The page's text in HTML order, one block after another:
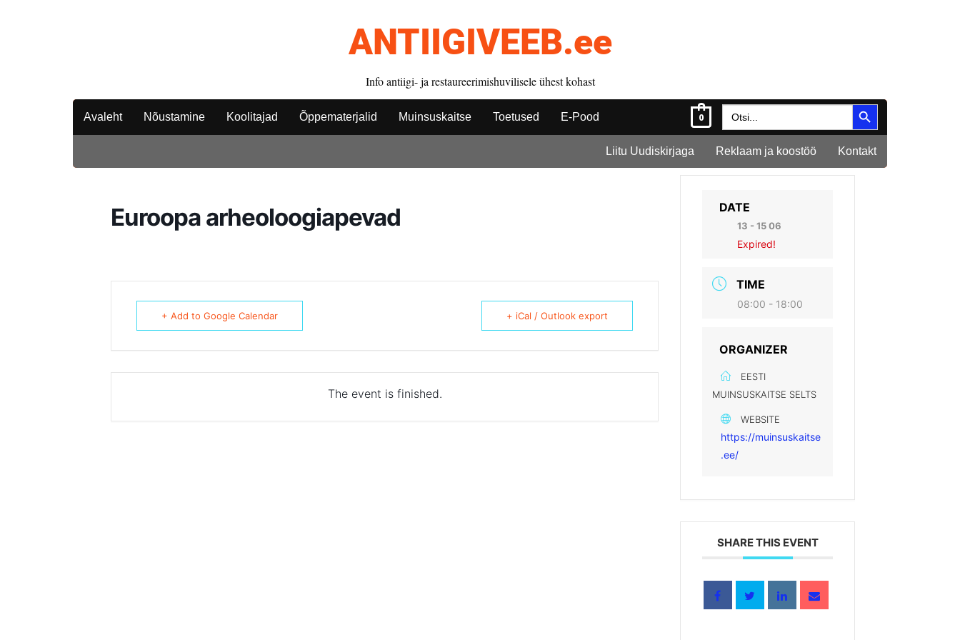
ANTIIGIVEEB.ee
Info antiigi- ja restaureerimishuvilisele ühest kohast
Avaleht Nõustamine Koolitajad Õppematerjalid Muinsuskaitse Toetused E-Pood 0
Search
for:
Search Button
Liitu Uudiskirjaga Reklaam ja koostöö Kontakt
Euroopa arheoloogiapevad
+ Add to Google Calendar + iCal / Outlook export
The event is finished.
DATE
13 - 15 06
Expired!
TIME
08:00 - 18:00
ORGANIZER
EESTI
MUINSUSKAITSE SELTS
WEBSITE
https://muinsuskaitse
.ee/
SHARE THIS EVENT